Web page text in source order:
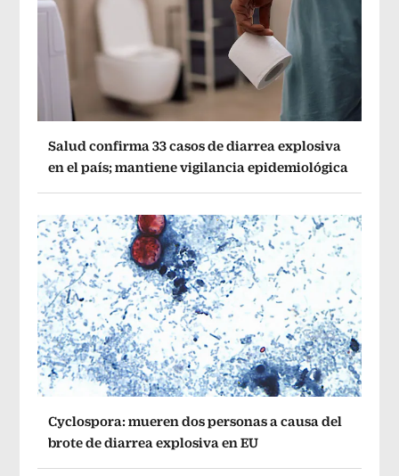
Salud confirma 33 casos de diarrea explosiva
en el país; mantiene vigilancia epidemiológica
Cyclospora: mueren dos personas a causa del
brote de diarrea explosiva en EU